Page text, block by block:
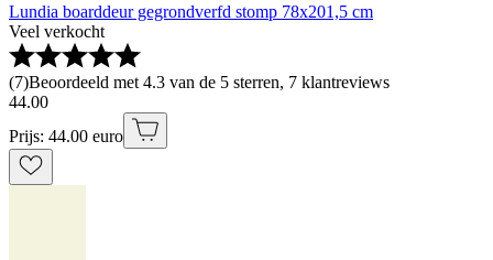
Lundia boarddeur gegrondverfd stomp 78x201,5 cm
Veel verkocht
(7)Beoordeeld met 4.3 van de 5 sterren, 7 klantreviews
44.00
Prijs: 44.00 euro